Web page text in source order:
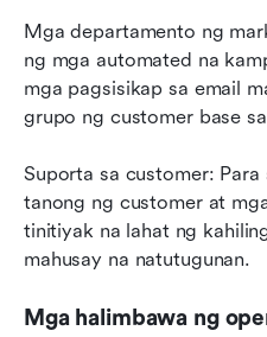
Mga departamento ng
ng mga automated na
mga pagsisikap sa email
grupo ng customer base
Suporta sa customer:
tanong ng customer at
tinitiyak na lahat ng
mahusay na natutugunan.
Mga halimbawa ng